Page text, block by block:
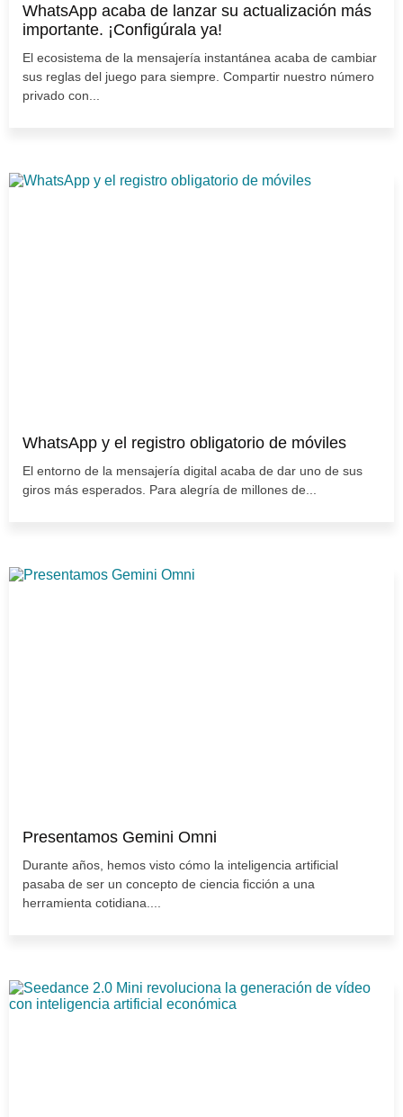
WhatsApp acaba de lanzar su actualización más
importante. ¡Configúrala ya!
El ecosistema de la mensajería instantánea acaba de cambiar
sus reglas del juego para siempre. Compartir nuestro número
privado con...
WhatsApp y el registro obligatorio de móviles
El entorno de la mensajería digital acaba de dar uno de sus
giros más esperados. Para alegría de millones de...
Presentamos Gemini Omni
Durante años, hemos visto cómo la inteligencia artificial
pasaba de ser un concepto de ciencia ficción a una
herramienta cotidiana....